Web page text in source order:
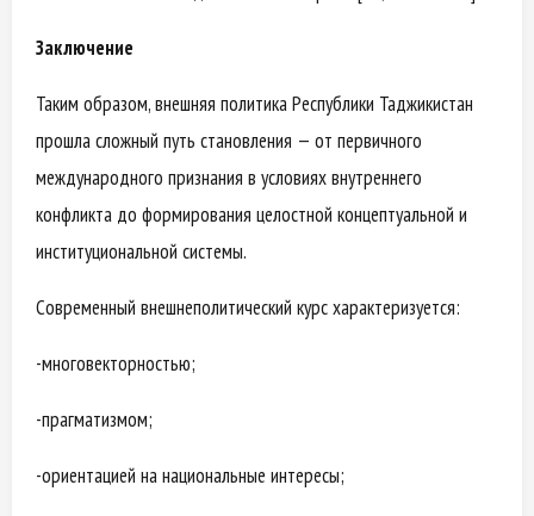
Заключение
Таким образом, внешняя политика Республики Таджикистан
прошла сложный путь становления — от первичного
международного признания в условиях внутреннего
конфликта до формирования целостной концептуальной и
институциональной системы.
Современный внешнеполитический курс характеризуется:
-многовекторностью;
-прагматизмом;
-ориентацией на национальные интересы;